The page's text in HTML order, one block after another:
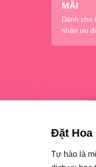
MÃI
Dành cho
nhận ưu
Đặt Hoa
Tự hào là